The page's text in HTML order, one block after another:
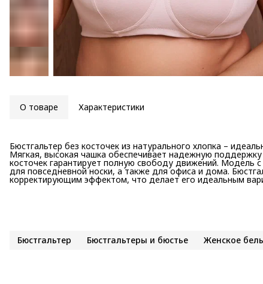
О товаре Характеристики
Бюстгальтер без косточек из натурального хлопка –
Мягкая, высокая чашка обеспечивает надежную
косточек гарантирует полную свободу движений.
для повседневной носки, а также для офиса и дома.
корректирующим эффектом, что делает его идеальным
Бюстгальтер Бюстгальтеры и бюстье Женское